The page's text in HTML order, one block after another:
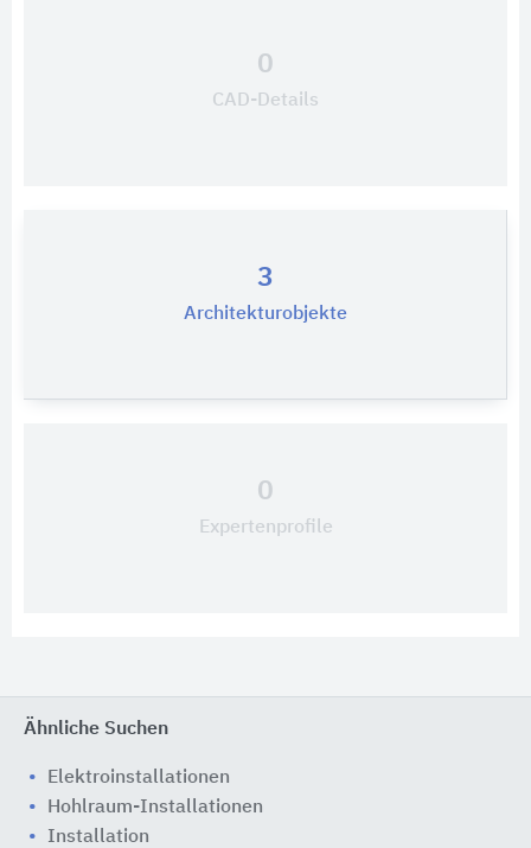
0
CAD-Details
3
Architekturobjekte
0
Expertenprofile
Ähnliche Suchen
Elektroinstallationen
Hohlraum-Installationen
Installation